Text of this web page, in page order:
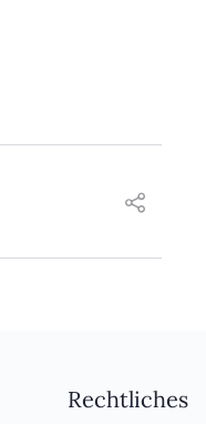
Rechtliches